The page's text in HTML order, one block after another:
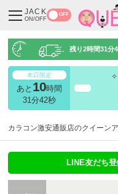
JACK
ON/OFF
OFF
残り2時間31分
本日限定
あと 10時間
31分41秒
✧
カラコン激安通販店のクイーン
LINE友だち